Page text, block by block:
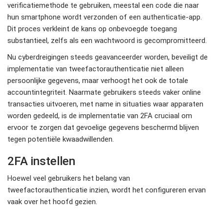
verificatiemethode te gebruiken, meestal een code die naar
hun smartphone wordt verzonden of een authenticatie-app.
Dit proces verkleint de kans op onbevoegde toegang
substantieel, zelfs als een wachtwoord is gecompromitteerd.
Nu cyberdreigingen steeds geavanceerder worden, beveiligt de
implementatie van tweefactorauthenticatie niet alleen
persoonlijke gegevens, maar verhoogt het ook de totale
accountintegriteit. Naarmate gebruikers steeds vaker online
transacties uitvoeren, met name in situaties waar apparaten
worden gedeeld, is de implementatie van 2FA cruciaal om
ervoor te zorgen dat gevoelige gegevens beschermd blijven
tegen potentiële kwaadwillenden.
2FA instellen
Hoewel veel gebruikers het belang van
tweefactorauthenticatie inzien, wordt het configureren ervan
vaak over het hoofd gezien.